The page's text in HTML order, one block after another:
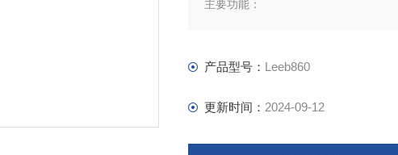
主要功能：
产品型号： Leeb860
更新时间： 2024-09-12